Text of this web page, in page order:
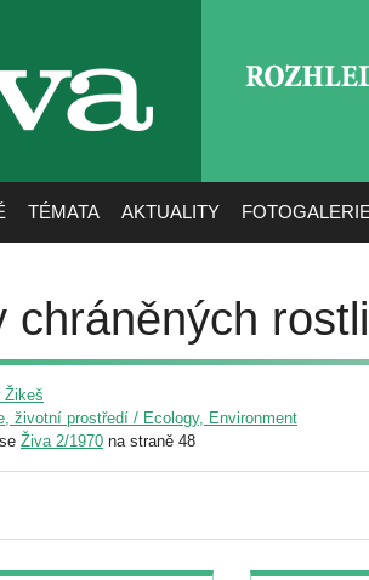
TÉMATA AKTUALITY
chráněných
Žikeš
životní prostředí / Ecology, Environment
Živa 2/1970 na straně 48